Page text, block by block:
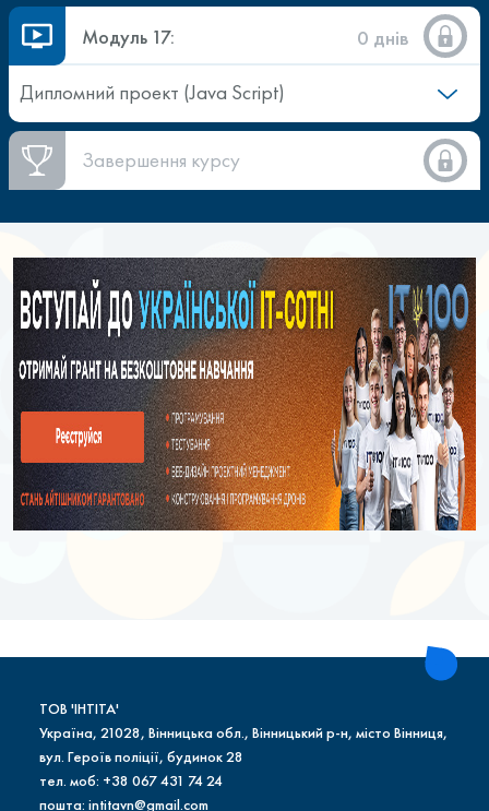
Модуль 17:
0 днів
Дипломний проект (Java Script)
Завершення курсу
ТОВ 'ІНТІТА'
Україна, 21028, Вінницька обл., Вінницький р-н, місто Вінниця,
вул. Героїв поліції, будинок 28
тел. моб: +38 067 431 74 24
пошта: intitavn@gmail.com